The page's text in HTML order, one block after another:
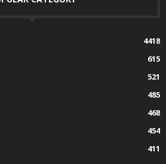
4418
615
521
485
468
454
411